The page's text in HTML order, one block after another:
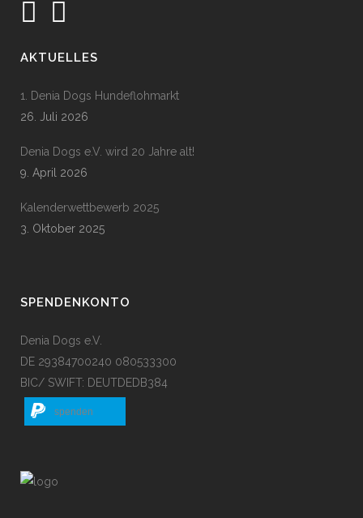
AKTUELLES
1. Denia Dogs Hundeflohmarkt
26. Juli 2026
Denia Dogs e.V. wird 20 Jahre alt!
9. April 2026
Kalenderwettbewerb 2025
3. Oktober 2025
SPENDENKONTO
Denia Dogs e.V.
DE 29384700240 080533300
BIC/ SWIFT: DEUTDEDB384
spenden